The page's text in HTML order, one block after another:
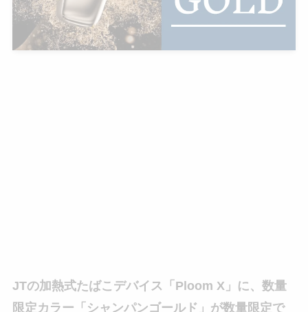
JTの加熱式たばこデバイス「Ploom X」に、数量
限定カラー「シャンパンゴールド」が数量限定で